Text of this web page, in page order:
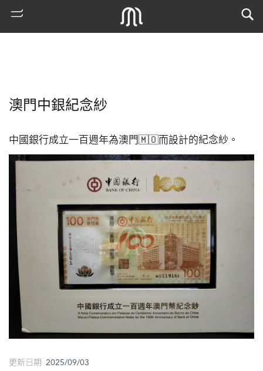
廟
澳門中銀紀念紗
中國銀行成立一百週年為澳門🇲🇴而設計的紀念紗。
更新日期 2025/09/03